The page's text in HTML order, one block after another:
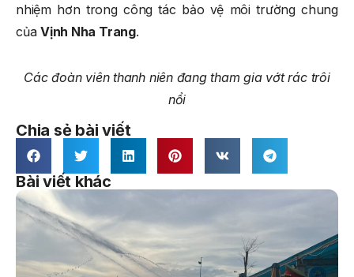
nhiệm hơn trong công tác bảo vệ môi trường chung
củaVịnh Nha Trang.
Các đoàn viên thanh niên đang tham gia vớt rác trôi
nổi
Chia sẻ bài viết
Bài viết khác